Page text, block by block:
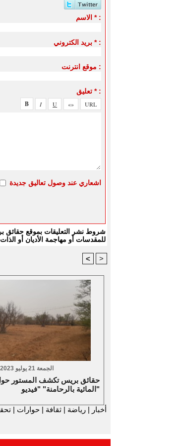
الاسم * :
بريد الكتروني * :
موقع انترنت :
تعليق * :
اشعاري عند وصول تعاليق جديدة
شروط نشر التعليقات بموقع حقائق
للمقدسات أو مهاجمة الأديان أو
< >
الجمعة 21 يوليو 2023 - 09:42
حقائق بريس تكشف المستور
المائية بالرحامنة" "فيديو"
أخبار |رياضة |ثقافة |حوارات |